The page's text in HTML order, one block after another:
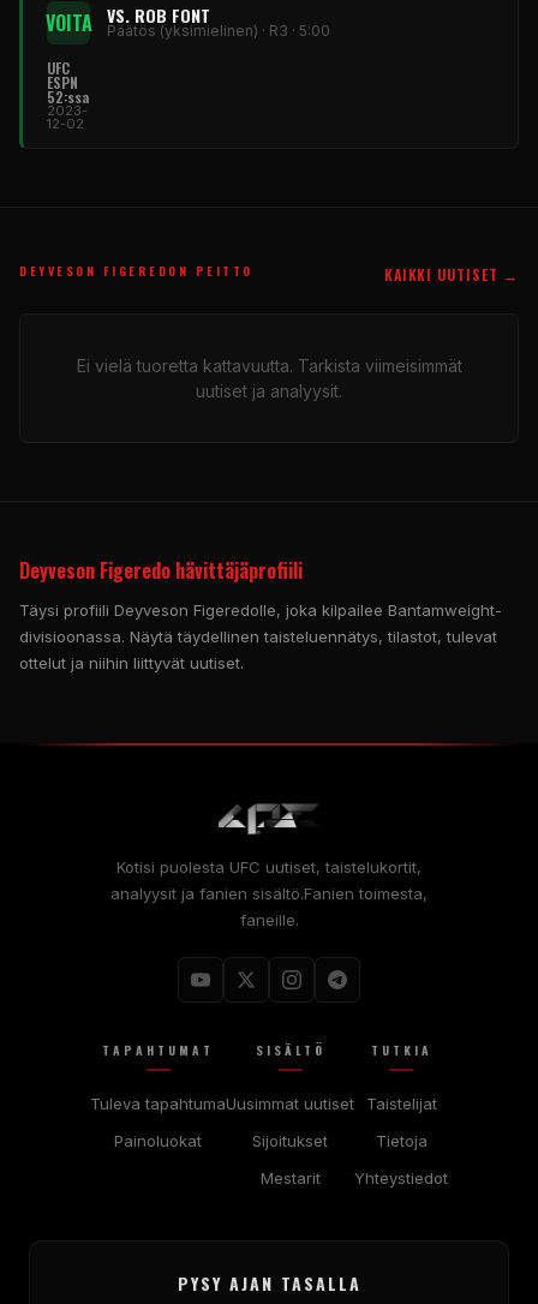
VOITA VS. ROB FONT
Päätös (yksimielinen) · R3 · 5:00
UFC
ESPN
52:ssa
2023-
12-02
DEYVESON FIGEREDON PEITTO KAIKKI UUTISET →
Ei vielä tuoretta kattavuutta. Tarkista viimeisimmät
uutiset ja analyysit.
Deyveson Figeredo hävittäjäprofiili
Täysi profiili Deyveson Figeredolle, joka kilpailee Bantamweight-
divisioonassa. Näytä täydellinen taisteluennätys, tilastot, tulevat
ottelut ja niihin liittyvät uutiset.
Kotisi puolesta UFC uutiset, taistelukortit,
analyysit ja fanien sisältö.Fanien toimesta,
faneille.
TAPAHTUMAT
Tuleva tapahtuma
Painoluokat
SISÄLTÖ
Uusimmat uutiset
Sijoitukset
Mestarit
TUTKIA
Taistelijat
Tietoja
Yhteystiedot
PYSY AJAN TASALLA